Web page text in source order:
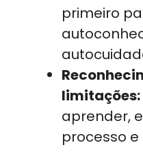
primeiro
limitações:
aprender,
processo